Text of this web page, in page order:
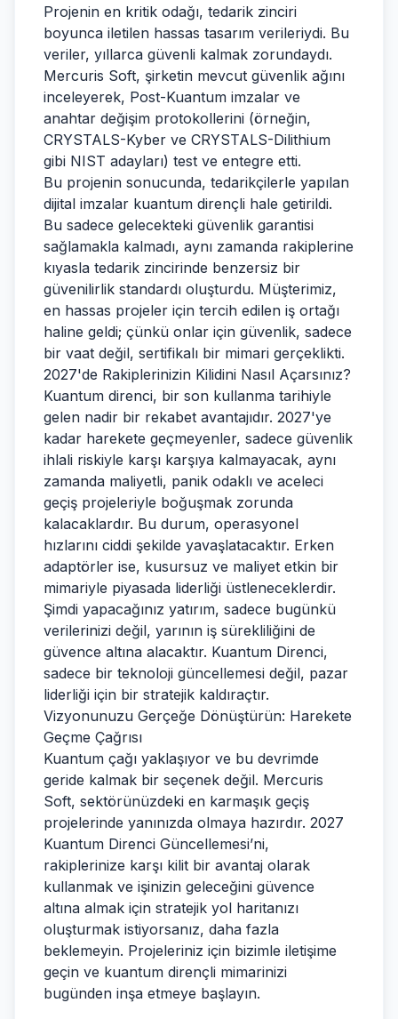
Projenin en kritik odağı, tedarik zinciri
boyunca iletilen hassas tasarım verileriydi. Bu
veriler, yıllarca güvenli kalmak zorundaydı.
Mercuris Soft, şirketin mevcut güvenlik ağını
inceleyerek, Post-Kuantum imzalar ve
anahtar değişim protokollerini (örneğin,
CRYSTALS-Kyber ve CRYSTALS-Dilithium
gibi NIST adayları) test ve entegre etti.
Bu projenin sonucunda, tedarikçilerle yapılan
dijital imzalar kuantum dirençli hale getirildi.
Bu sadece gelecekteki güvenlik garantisi
sağlamakla kalmadı, aynı zamanda rakiplerine
kıyasla tedarik zincirinde benzersiz bir
güvenilirlik standardı oluşturdu. Müşterimiz,
en hassas projeler için tercih edilen iş ortağı
haline geldi; çünkü onlar için güvenlik, sadece
bir vaat değil, sertifikalı bir mimari gerçeklikti.
2027'de Rakiplerinizin Kilidini Nasıl Açarsınız?
Kuantum direnci, bir son kullanma tarihiyle
gelen nadir bir rekabet avantajıdır. 2027'ye
kadar harekete geçmeyenler, sadece güvenlik
ihlali riskiyle karşı karşıya kalmayacak, aynı
zamanda maliyetli, panik odaklı ve aceleci
geçiş projeleriyle boğuşmak zorunda
kalacaklardır. Bu durum, operasyonel
hızlarını ciddi şekilde yavaşlatacaktır. Erken
adaptörler ise, kusursuz ve maliyet etkin bir
mimariyle piyasada liderliği üstleneceklerdir.
Şimdi yapacağınız yatırım, sadece bugünkü
verilerinizi değil, yarının iş sürekliliğini de
güvence altına alacaktır. Kuantum Direnci,
sadece bir teknoloji güncellemesi değil, pazar
liderliği için bir stratejik kaldıraçtır.
Vizyonunuzu Gerçeğe Dönüştürün: Harekete
Geçme Çağrısı
Kuantum çağı yaklaşıyor ve bu devrimde
geride kalmak bir seçenek değil. Mercuris
Soft, sektörünüzdeki en karmaşık geçiş
projelerinde yanınızda olmaya hazırdır. 2027
Kuantum Direnci Güncellemesi’ni,
rakiplerinize karşı kilit bir avantaj olarak
kullanmak ve işinizin geleceğini güvence
altına almak için stratejik yol haritanızı
oluşturmak istiyorsanız, daha fazla
beklemeyin. Projeleriniz için bizimle iletişime
geçin ve kuantum dirençli mimarinizi
bugünden inşa etmeye başlayın.